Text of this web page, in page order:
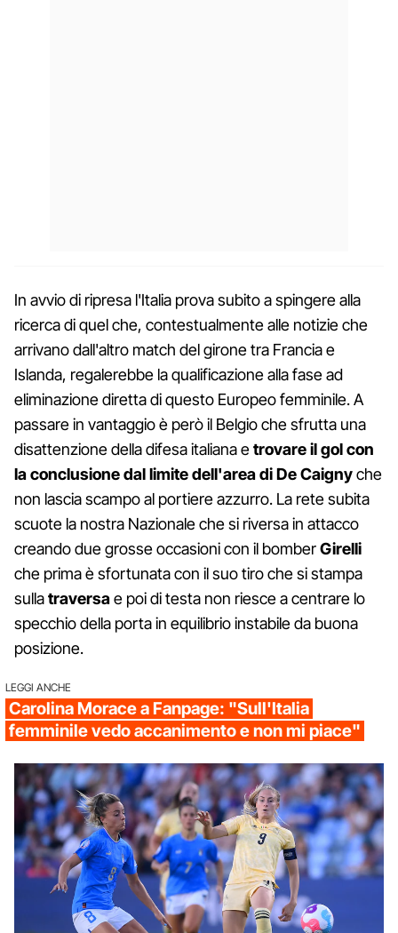
In avvio di ripresa l'Italia prova subito a spingere alla
ricerca di quel che, contestualmente alle notizie che
arrivano dall'altro match del girone tra Francia e
Islanda, regalerebbe la qualificazione alla fase ad
eliminazione diretta di questo Europeo femminile. A
passare in vantaggio è però il Belgio che sfrutta una
disattenzione della difesa italiana etrovare il gol con
la conclusione dal limite dell'area di De Caignyche
non lascia scampo al portiere azzurro. La rete subita
scuote la nostra Nazionale che si riversa in attacco
creando due grosse occasioni con il bomberGirelli
che prima è sfortunata con il suo tiro che si stampa
sullatraversae poi di testa non riesce a centrare lo
specchio della porta in equilibrio instabile da buona
posizione.
LEGGI ANCHE
Carolina Morace a Fanpage: "Sull'Italia
femminile vedo accanimento e non mi piace"